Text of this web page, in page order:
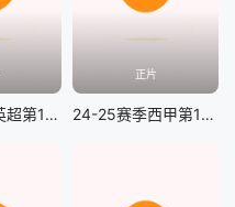
24-25赛季英超第13轮 利物浦vs曼城
正片
24-25赛季西甲第15轮 塞维利亚vs奥萨苏纳